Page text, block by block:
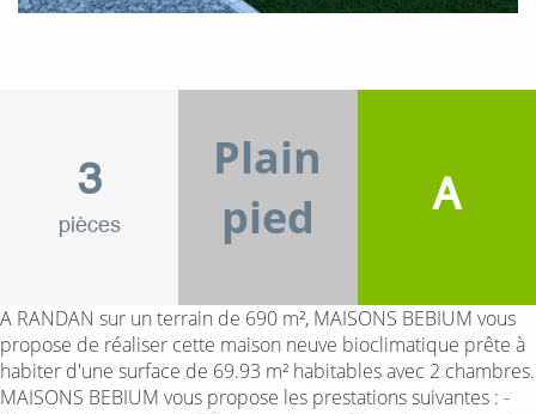
3
pièces
Plain
pied
A
A RANDAN sur un terrain de 690 m², MAISONS BEBIUM vous
propose de réaliser cette maison neuve bioclimatique prête à
habiter d'une surface de 69.93 m² habitables avec 2 chambres.
MAISONS BEBIUM vous propose les prestations suivantes : -